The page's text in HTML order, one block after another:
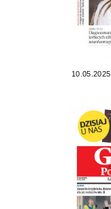
10.05.2025